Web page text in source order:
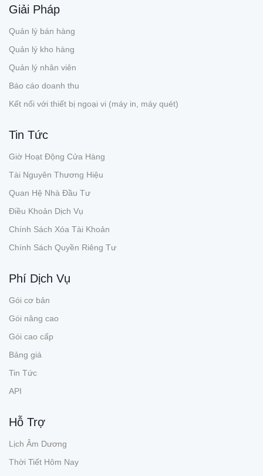
Giải Pháp
Quản lý bán hàng
Quản lý kho hàng
Quản lý nhân viên
Báo cáo doanh thu
Kết nối với thiết bị ngoại vi (máy in, máy quét)
Tin Tức
Giờ Hoạt Động Cửa Hàng
Tài Nguyên Thương Hiệu
Quan Hệ Nhà Đầu Tư
Điều Khoản Dịch Vụ
Chính Sách Xóa Tài Khoản
Chính Sách Quyền Riêng Tư
Phí Dịch Vụ
Gói cơ bản
Gói nâng cao
Gói cao cấp
Bảng giá
Tin Tức
API
Hỗ Trợ
Lịch Âm Dương
Thời Tiết Hôm Nay